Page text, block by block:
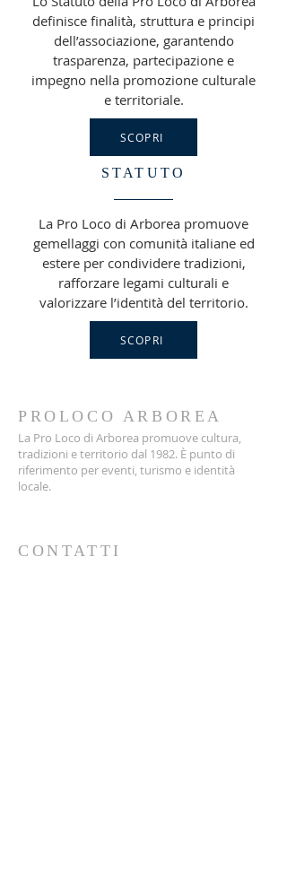
definisce finalità, struttura e principi
dell’associazione, garantendo
trasparenza, partecipazione e
impegno nella promozione culturale
e territoriale.
SCOPRI
STATUTO
La Pro Loco di Arborea promuove
gemellaggi con comunità italiane ed
estere per condividere tradizioni,
rafforzare legami culturali e
valorizzare l’identità del territorio.
SCOPRI
PROLOCO ARBOREA
La Pro Loco di Arborea promuove cultura,
tradizioni e territorio dal 1982. È punto di
riferimento per eventi, turismo e identità
locale.
CONTATTI